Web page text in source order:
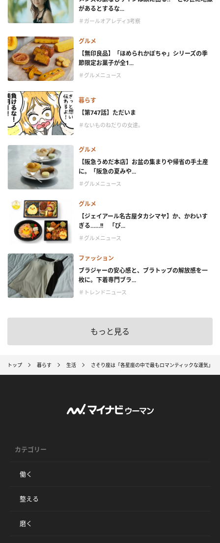
があるとするな...
＃ガールオアレディ3考察
グルメ
【無印良品】「ほめられかぼちゃ」シリーズの季
節限定お菓子が全1...
＃グルメニュース
暮らす
【第747話】ただいま
＃ないものねだりの女達。
グルメ
【阪急うめだ本店】お盆の集まりや帰省の手土産
に。「阪急の夏みや...
＃グルメニュース
グルメ
【ジェイアール名古屋タカシマヤ】か、かわいす
ぎる……!! 「ぴ...
＃グルメニュース
ファッション
ブラジャーの安心感と、ブラトップの解放感を一
枚に。下着専門ブラ...
＃トレンドニュース
もっと見る
トップ 暮らす 生活 さそり座は「各星座の中で最もロマンティックな運気」
カテゴリー
働く
整える
磨く